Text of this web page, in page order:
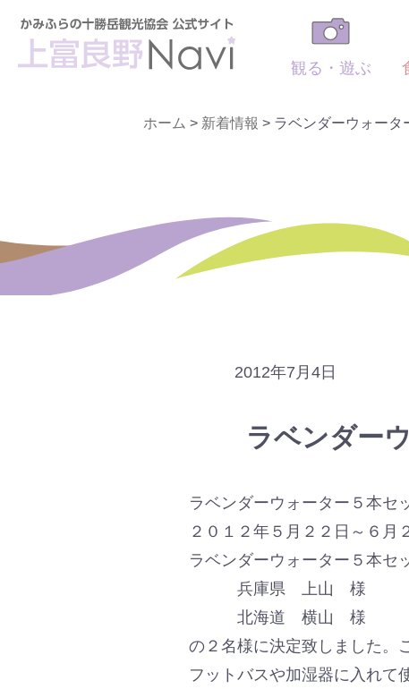
観る・遊ぶ
ホーム > 新着情報 > ラベンダーウォータ
2012年7月4日
ラベンダー
ラベンダーウォーター５本セ
２０１２年５月２２日～６月
ラベンダーウォーター５本セ
兵庫県 上山 様
北海道 横山 様
の２名様に決定致しました。
フットバスや加湿器に入れて